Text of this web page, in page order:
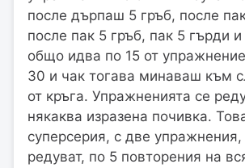
после дърпаш 5 гръб, после
после пак 5 гръб, пак 5 гърди
общо идва по 15 от
30 и чак тогава минаваш към
от кръга. Упражненията се
някаква изразена почивка.
суперсерия, с две упражнения,
редуват, по 5 повторения на